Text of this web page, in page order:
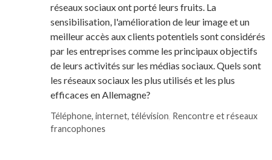
réseaux sociaux ont porté leurs fruits. La
sensibilisation, l'amélioration de leur image et un
meilleur accès aux clients potentiels sont considérés
par les entreprises comme les principaux objectifs
de leurs activités sur les médias sociaux. Quels sont
les réseaux sociaux les plus utilisés et les plus
efficaces en Allemagne?
Téléphone, internet, télévision Rencontre et réseaux
francophones